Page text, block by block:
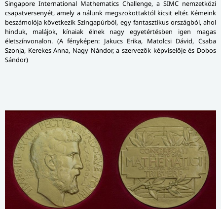
Singapore International Mathematics Challenge, a SIMC nemzetközi
csapatversenyét, amely a nálunk megszokottaktól kicsit eltér. Kémeink
beszámolója következik Szingapúrból, egy fantasztikus országból, ahol
hinduk, malájok, kínaiak élnek nagy egyetértésben igen magas
életszínvonalon. (A fényképen: Jakucs Erika, Matolcsi Dávid, Csaba
Szonja, Kerekes Anna, Nagy Nándor, a szervezők képviselője és Dobos
Sándor)